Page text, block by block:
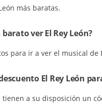
más baratas.
ver El Rey León?
para ir a ver el musical de
El Rey León
tienen a su disposición un